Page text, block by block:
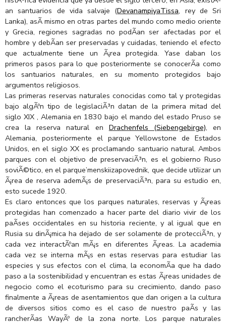
an santuarios de vida salvaje (DevanampiyaTissa, rey de Sri
Lanka), asÃ­ mismo en otras partes del mundo como medio oriente
y Grecia, regiones sagradas no podÃ­an ser afectadas por el
hombre y debÃ­an ser preservadas y cuidadas, teniendo el efecto
que actualmente tiene un Ã¡rea protegida. Yase daban los
primeros pasos para lo que posteriormente se conocerÃ­a como
los santuarios naturales, en su momento protegidos bajo
argumentos religiosos.
Las primeras reservas naturales conocidas como tal y protegidas
bajo algÃºn tipo de legislaciÃ³n datan de la primera mitad del
siglo XIX , Alemania en 1830 bajo el mando del estado Pruso se
crea la reserva natural en Drachenfels (Siebengebirge), en
Alemania, posteriormente el parque Yellowstone de Estados
Unidos, en el siglo XX es proclamando santuario natural. Ambos
parques con el objetivo de preservaciÃ³n, es el gobierno Ruso
soviÃ©tico, en el parque’menskiizapovednik, que decide utilizar un
Ã¡rea de reserva ademÃ¡s de preservaciÃ³n, para su estudio en,
esto sucede 1920.
Es claro entonces que los parques naturales, reservas y Ã¡reas
protegidas han comenzado a hacer parte del diario vivir de los
paÃ­ses occidentales en su historia reciente, y al igual que en
Rusia su dinÃ¡mica ha dejado de ser solamente de protecciÃ³n, y
cada vez interactÃºan mÃ¡s en diferentes Ã¡reas. La academia
cada vez se interna mÃ¡s en estas reservas para estudiar las
especies y sus efectos con el clima, la economÃ­a que ha dado
paso a la sostenibilidad y encuentran es estas Ã¡reas unidades de
negocio como el ecoturismo para su crecimiento, dando paso
finalmente a Ã¡reas de asentamientos que dan origen a la cultura
de diversos sitios como es el caso de nuestro paÃ­s y las
rancherÃ­as WayÃº de la zona norte. Los parque naturales